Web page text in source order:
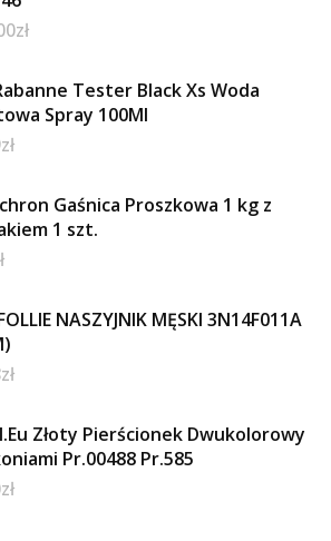
zł
Tester Black Xs Woda
Spray 100Ml
zł
Gaśnica Proszkowa 1 kg z
1 szt.
NASZYJNIK MĘSKI 3N14F011A
zł
Złoty Pierścionek Dwukolorowy
Pr.00488 Pr.585
zł